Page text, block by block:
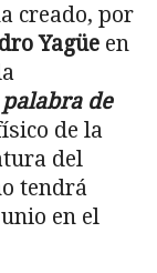
creado, por
Yagüe en
de
de la
del
tendrá
en el